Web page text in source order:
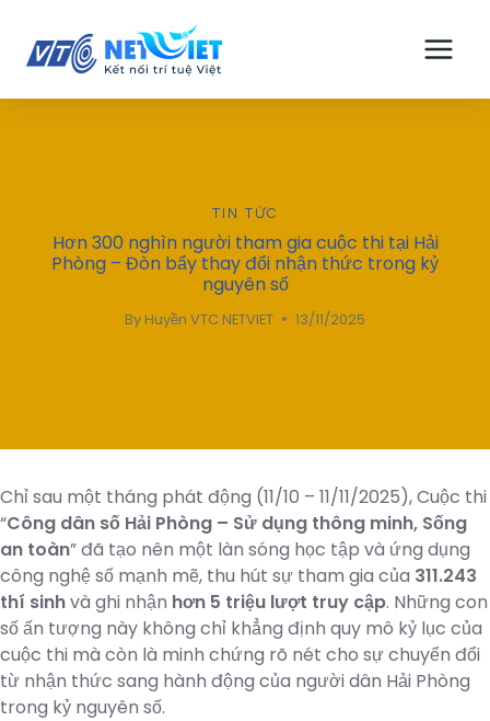
content
TIN TỨC
Hơn 300 nghìn người tham gia cuộc thi tại Hải
Phòng – Đòn bẩy thay đổi nhận thức trong kỷ
nguyên số
By Huyền VTC NETVIET 13/11/2025
Chỉ sau một tháng phát động (11/10 – 11/11/2025), Cuộc thi
“Công dân số Hải Phòng – Sử dụng thông minh, Sống
an toàn” đã tạo nên một làn sóng học tập và ứng dụng
công nghệ số mạnh mẽ, thu hút sự tham gia của 311.243
thí sinhvà ghi nhận hơn 5 triệu lượt truy cập. Những con
số ấn tượng này không chỉ khẳng định quy mô kỷ lục của
cuộc thi mà còn là minh chứng rõ nét cho sự chuyển đổi
từ nhận thức sang hành động của người dân Hải Phòng
trong kỷ nguyên số.